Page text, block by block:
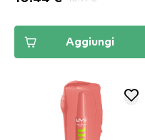
Aggiungi